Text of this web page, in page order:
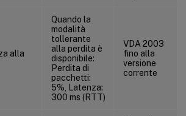
alla
Quando la
modalità
tollerante
alla perdita è
disponibile:
Perdita di
pacchetti:
5%, Latenza:
300 ms (RTT)
VDA 2003
fino alla
versione
corrente
cartelle/Musica
cartelle/Immagini
cartelle/Partite salvate
cartelle/Ricerche
cartelle/Menu Start